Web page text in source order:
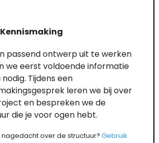
Kennismaking
passend ontwerp uit te werken
we eerst voldoende informatie
nodig. Tijdens een
leren we bij over
en bespreken we de
die je voor ogen hebt.
nagedacht over de structuur? Gebruik